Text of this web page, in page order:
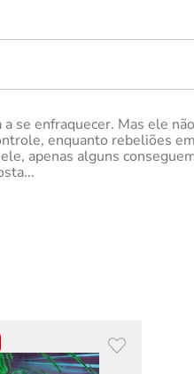
se enfraquecer. Mas ele
enquanto rebeliões
apenas alguns